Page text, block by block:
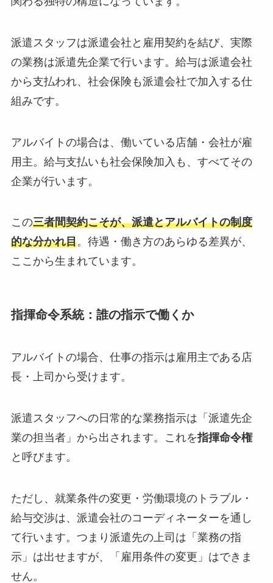
派遣スタッフは派遣会社と雇用契約を結び、実際
の業務は派遣先企業で行います。給与は派遣会社
から支払われ、社会保険も派遣会社で加入する仕
組みです。
アルバイトの場合は、働いている店舗・会社が雇
用主。給与支払いも社会保険加入も、すべてその
企業が行います。
この三者間契約こそが、派遣とアルバイトの制度
的な分かれ目。待遇・働き方のあらゆる差異が、
ここから生まれています。
指揮命令系統：誰の指示で働くか
アルバイトの場合、仕事の指示は雇用主である店
長・上司から受けます。
派遣スタッフへの日常的な業務指示は「派遣先企
業の担当者」から出されます。これを指揮命令権
と呼びます。
ただし、就業条件の変更・労働環境のトラブル・
給与交渉は、派遣会社のコーディネーターを通し
て行います。つまり派遣先の上司は「業務の指
示」は出せますが、「雇用条件の変更」はできま
せん。